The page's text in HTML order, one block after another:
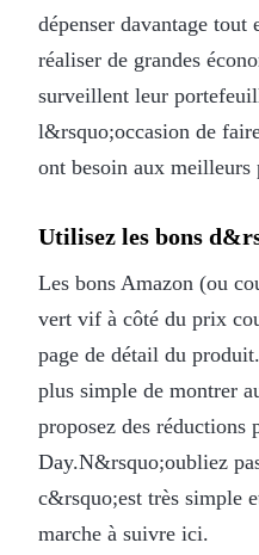
dépenser davantage tout
réaliser de grandes
surveillent leur
l&rsquo;occasion de
ont besoin aux meilleurs
Utilisez les bons
Les bons Amazon (ou
vert vif à côté du prix
page de détail du
plus simple de montrer
proposez des réductions
Day.N&rsquo;oubliez
c&rsquo;est très simple
marche à suivre ici.